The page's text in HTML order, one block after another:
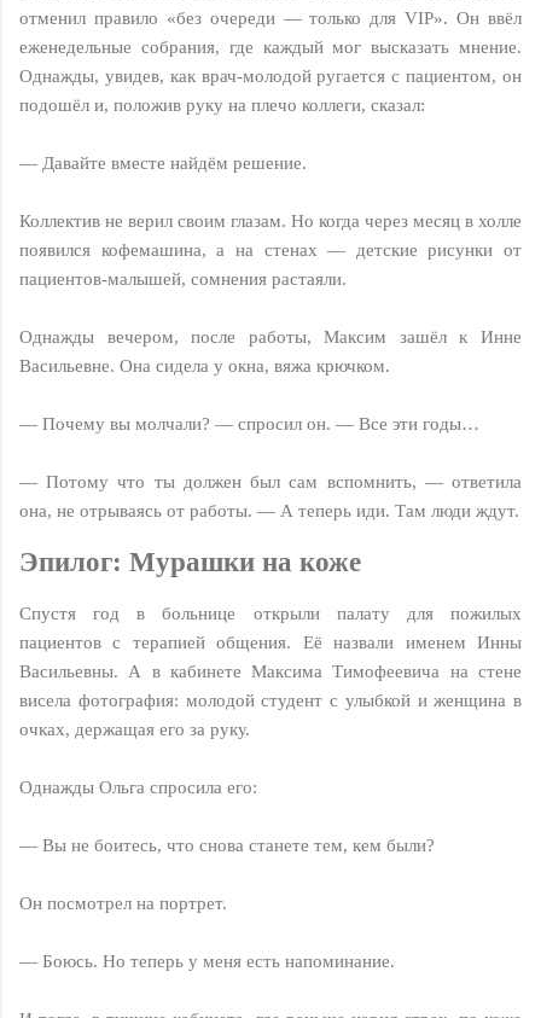
отменил правило «без очереди — только для VIP». Он ввёл
еженедельные собрания, где каждый мог высказать мнение.
Однажды, увидев, как врач-молодой ругается с пациентом, он
подошёл и, положив руку на плечо коллеги, сказал:
— Давайте вместе найдём решение.
Коллектив не верил своим глазам. Но когда через месяц в холле
появился кофемашина, а на стенах — детские рисунки от
пациентов-малышей, сомнения растаяли.
Однажды вечером, после работы, Максим зашёл к Инне
Васильевне. Она сидела у окна, вяжа крючком.
— Почему вы молчали? — спросил он. — Все эти годы…
— Потому что ты должен был сам вспомнить, — ответила
она, не отрываясь от работы. — А теперь иди. Там люди ждут.
Эпилoг: Мурашки на коже
Спустя год в больнице открыли палату для пожилых
пациентов с терапией общения. Её назвали именем Инны
Васильевны. А в кабинете Максима Тимофеевича на стене
висела фотография: молодой студент с улыбкой и женщина в
очках, держащая его за руку.
Однажды Ольга спросила его:
— Вы не боитесь, что снова станете тем, кем были?
Он посмотрел на портрет.
— Боюсь. Но теперь у меня есть напоминание.